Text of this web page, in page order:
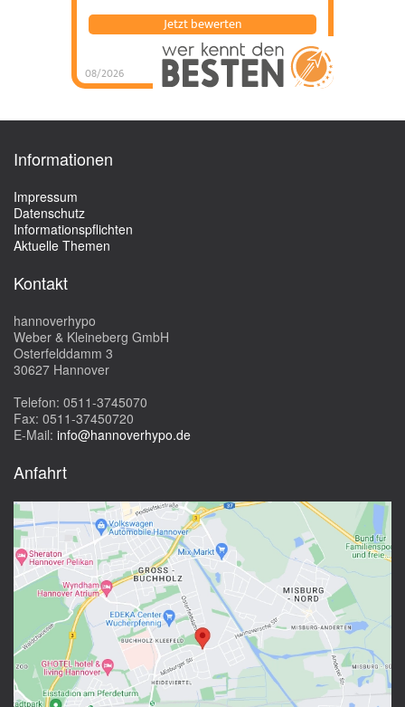
08/2026
Jetzt bewerten
hannoverhypo Weber
& Kleineberg GmbH
Weber & Kleineberg
Informationen
Impressum
Datenschutz
Informationspflichten
Aktuelle Themen
Kontakt
hannoverhypo
Weber & Kleineberg GmbH
Osterfelddamm 3
30627 Hannover
Telefon: 0511-3745070
Fax: 0511-37450720
E-Mail: info@hannoverhypo.de
Anfahrt